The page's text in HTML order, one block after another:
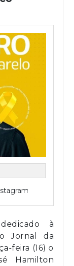
à
Jornal da
feira (16) o
Hamilton